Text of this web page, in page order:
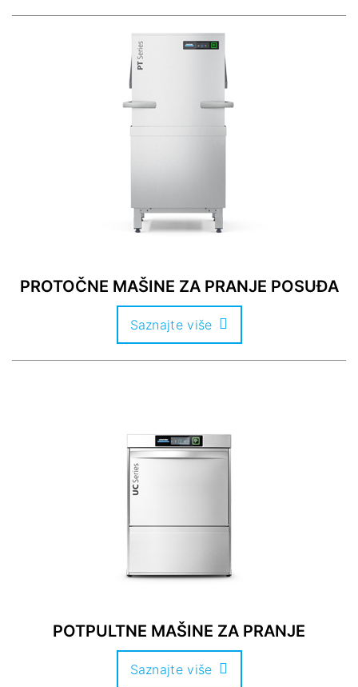
PROTOČNE MAŠINE ZA PRANJE POSUĐA
Saznajte više
POTPULTNE MAŠINE ZA PRANJE
Saznajte više